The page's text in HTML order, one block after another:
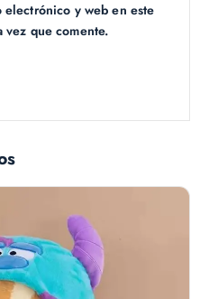
electrónico y web en este
vez que comente.